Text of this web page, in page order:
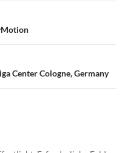
Center Cologne, Germany